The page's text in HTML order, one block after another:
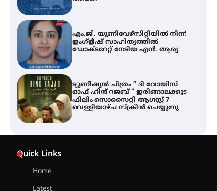
ട്യുണീഷ്യൻ ചിത്രം ” ദി വോയിസ്
ഓഫ് ഹിന്ദ് റജബ് ” ഇരിങ്ങാലക്കുട
ഫിലിം സൊസൈറ്റി ആഗസ്റ്റ് 7
വെള്ളിയാഴ്ച സ്‌ക്രീൻ ചെയ്യുന്നു
തിരനോട്ടം ‘അരങ്ങ് 2026’ ഉണർന്നു
Quick Links
Home
Latest